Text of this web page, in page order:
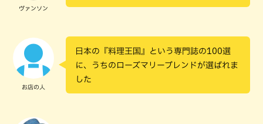
ヴァンソン
お店の人
日本の『料理王国』という専門誌の100選
に、うちのローズマリーブレンドが選ばれま
した